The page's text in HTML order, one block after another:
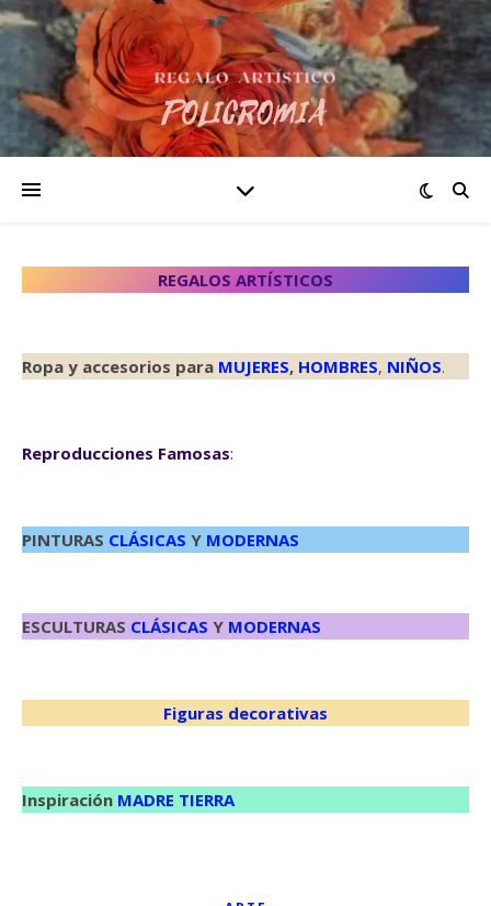
REGALOS ARTÍSTICOS
Ropa y accesorios para MUJERES, HOMBRES, NIÑOS.
Reproducciones Famosas:
PINTURAS CLÁSICAS Y MODERNAS
ESCULTURAS CLÁSICAS Y MODERNAS
Figuras decorativas
Inspiración MADRE TIERRA